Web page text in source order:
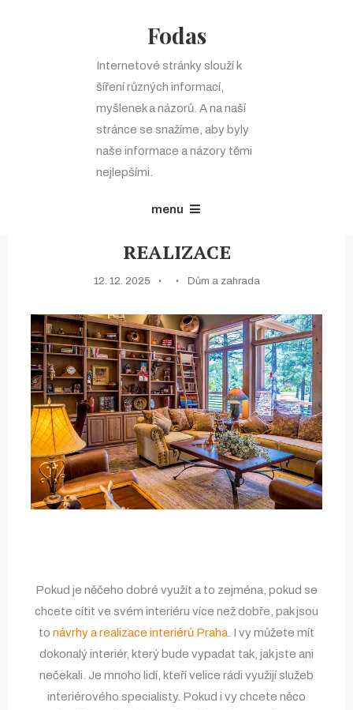
Fodas
Internetové stránky slouží k
šíření různých informací,
myšlenek a názorů. A na naší
stránce se snažíme, aby byly
naše informace a názory těmi
nejlepšími.
menu
Rubrika:Dům a zahrada
REALIZACE
12. 12. 2025 Dům a zahrada
Pokud je něčeho dobré využít a to zejména, pokud se
chcete cítit ve svém interiéru více než dobře, pak jsou
to návrhy a realizace interiérů Praha . I vy můžete mít
dokonalý interiér, který bude vypadat tak, jak jste ani
nečekali. Je mnoho lidí, kteří velice rádi využijí služeb
interiérového specialisty. Pokud i vy chcete něco